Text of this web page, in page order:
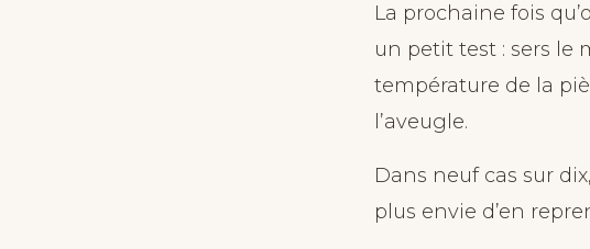
La prochaine fois
un petit test : sers le
température de la
l’aveugle.
Dans neuf cas sur
plus envie d’en